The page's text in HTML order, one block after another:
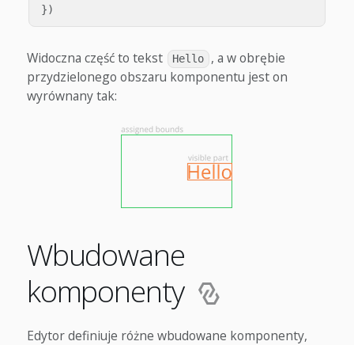
})
Widoczna część to tekst Hello
, a w obrębie
przydzielonego obszaru komponentu jest on
wyrównany tak:
Wbudowane
komponenty
Edytor definiuje różne wbudowane komponenty,